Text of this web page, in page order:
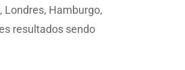
Londres, Hamburgo,
resultados sendo